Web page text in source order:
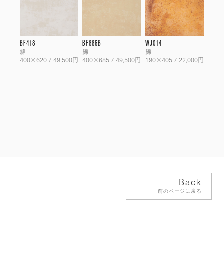
BF418
綿
400×620 / 49,500円
BF886B
綿
400×685 / 49,500円
WJ014
綿
190×405 / 22,000円
Back
前のページに戻る